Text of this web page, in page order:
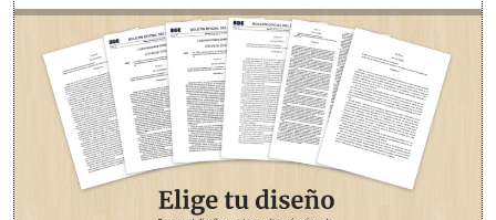
Lectura
Lengua
Música
Hoja de cálculo
Redes de ordenadores
Redes sociales
Sistemas Operativos
Software